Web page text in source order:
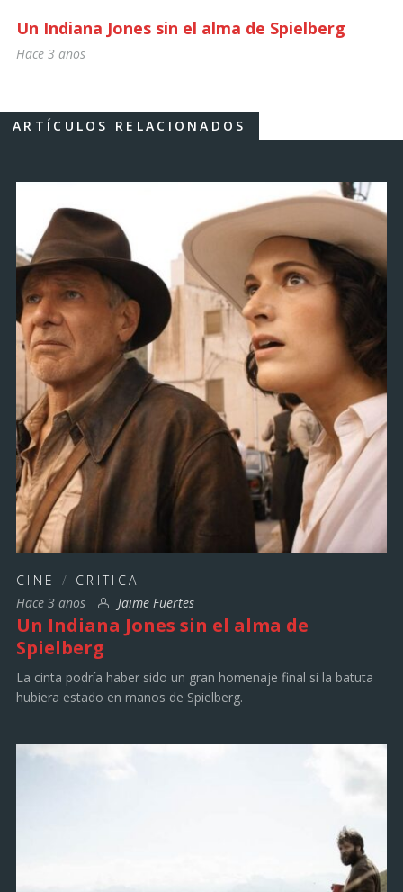
Un Indiana Jones sin el alma de Spielberg
Hace 3 años
ARTÍCULOS RELACIONADOS
CINE / CRITICA
Hace 3 años
Jaime Fuertes
Un Indiana Jones sin el alma de
Spielberg
La cinta podría haber sido un gran homenaje final si la batuta
hubiera estado en manos de Spielberg.